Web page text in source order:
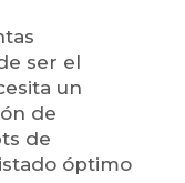
ser el
un
de
de
óptimo